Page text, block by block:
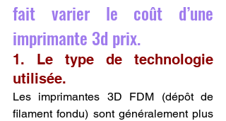
fait varier le coût d’une
imprimante 3d prix.
1. Le type de technologie
utilisée.
Les imprimantes 3D FDM (dépôt de
filament fondu) sont généralement plus